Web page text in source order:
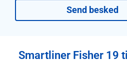
Send besked
Smartliner Fisher 19